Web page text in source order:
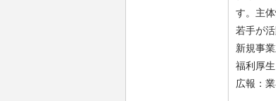
す。主
若手が
新規事
福利厚
広報：